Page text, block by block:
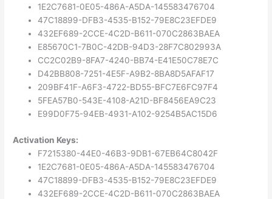
1E2C7681-0E05-486A-A5DA-145583476704
47C18899-DFB3-4535-B152-79E8C23EFDE9
432EF689-2CCE-4C2D-B611-070C2863BAEA
E85670C1-7B0C-42DB-94D3-28F7C802993A
CC2C02B9-8FA7-4240-BB74-E41E50C78E7C
D42BB808-7251-4E5F-A9B2-8BA8D5AFAF17
209BF41F-A6F3-4722-BD55-BFC7E6FC97F4
5FEA57B0-543E-4108-A21D-BF8456EA9C23
E99D0F75-94EB-4931-A102-9254B5AC15D6
Activation Keys:
F7215380-44E0-46B3-9DB1-67EB64C8042F
1E2C7681-0E05-486A-A5DA-145583476704
47C18899-DFB3-4535-B152-79E8C23EFDE9
432EF689-2CCE-4C2D-B611-070C2863BAEA